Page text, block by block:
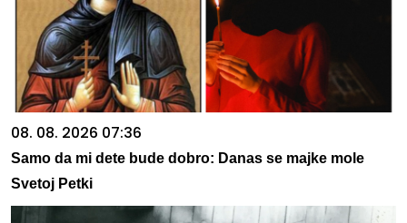
08. 08. 2026 07:36
Samo da mi dete bude dobro: Danas se majke mole
Svetoj Petki